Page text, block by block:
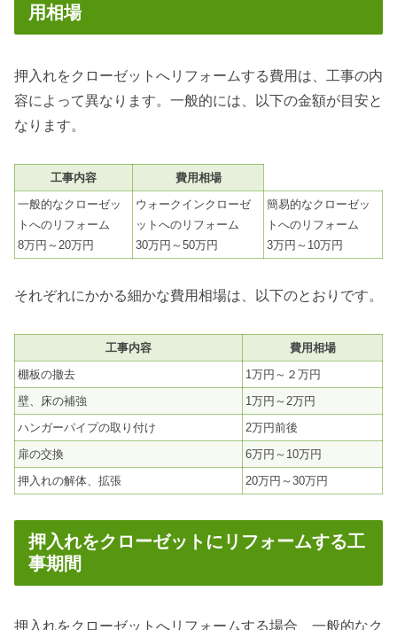
用相場
押入れをクローゼットへリフォームする費用は、工事の内
容によって異なります。一般的には、以下の金額が目安と
なります。
工事内容
費用相場
一般的なクローゼッ
トへのリフォーム
8万円～20万円
ウォークインクローゼ
ットへのリフォーム
30万円～50万円
簡易的なクローゼッ
トへのリフォーム
3万円～10万円
それぞれにかかる細かな費用相場は、以下のとおりです。
工事内容
費用相場
棚板の撤去
1万円～２万円
壁、床の補強
1万円～2万円
ハンガーパイプの取り付け
2万円前後
扉の交換
6万円～10万円
押入れの解体、拡張
20万円～30万円
押入れをクローゼットにリフォームする工
事期間
押入れをクローゼットへリフォームする場合、一般的なク